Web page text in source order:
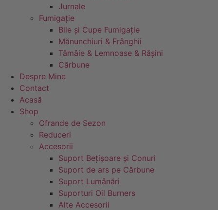
Jurnale
Fumigație
Bile și Cupe Fumigație
Mănunchiuri & Frânghii
Tămâie & Lemnoase & Rășini
Cărbune
Despre Mine
Contact
Acasă
Shop
Ofrande de Sezon
Reduceri
Accesorii
Suport Bețișoare și Conuri
Suport de ars pe Cărbune
Suport Lumânări
Suporturi Oil Burners
Alte Accesorii